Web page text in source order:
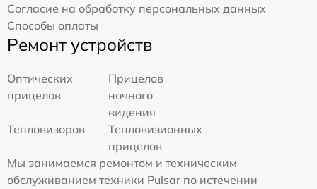
Согласие на обработку персональных данных
Способы оплаты
Ремонт устройств
Оптических
прицелов
Прицелов
ночного
видения
Тепловизоров
Тепловизионных
прицелов
Мы занимаемся ремонтом и техническим
обслуживанием техники Pulsar по истечении